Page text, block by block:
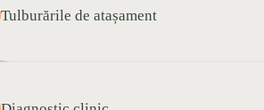
Tulburările de atașament